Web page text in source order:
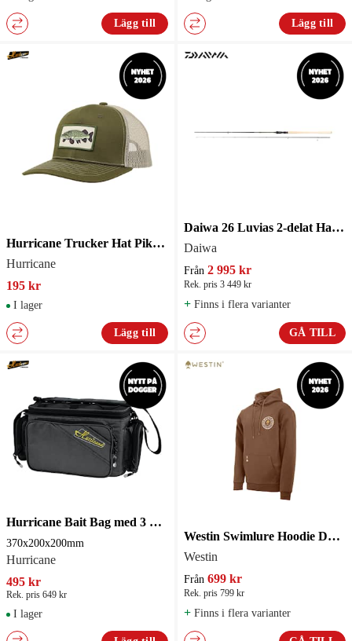
Lägg till Lägg till
Hurricane Trucker Hat Pike Patch
Hurricane
195 kr
I lager
Lägg till
Daiwa 26 Luvias 2-delat Haspelspö
Daiwa
Från 2 995 kr
Rek. pris 3 449 kr
+ Finns i flera varianter
GÅ TILL
Hurricane Bait Bag med 3 Boxar Svart Axelremsväska 370x200x200mm
370x200x200mm
Hurricane
495 kr
Rek. pris 649 kr
I lager
Westin Swimlure Hoodie Dark Brown
Westin
Från 699 kr
Rek. pris 799 kr
+ Finns i flera varianter